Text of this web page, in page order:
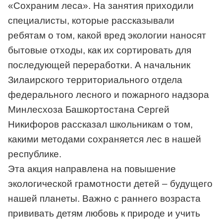
«Сохраним леса». На занятия приходили
специалисты, которые рассказывали
ребятам о том, какой вред экологии наносят
бытовые отходы, как их сортировать для
последующей переработки. А начальник
Зилаирского территориального отдела
федерального лесного и пожарного надзора
Минлесхоза Башкортостана Сергей
Никифоров рассказал школьникам о том,
какими методами сохраняется лес в нашей
республике.
Эта акция направлена на повышение
экологической грамотности детей – будущего
нашей планеты. Важно с раннего возраста
прививать детям любовь к природе и учить